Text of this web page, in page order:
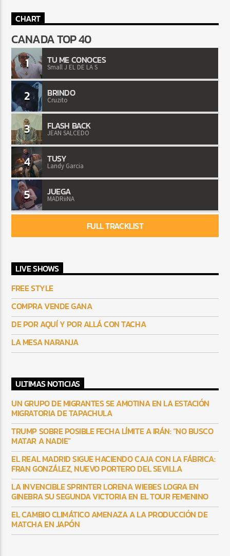
CHART
CANADA TOP 40
1 TU ME CONOCES
Small J EL DE LA S
2 BRINDO
Cruzito
3 FLASH BACK
JEAN SALCEDO
4 TUSY
Landy Garcia
5 JUEGA
MADRiiNA
FULL TRACKLIST
LIVE SHOWS
FREE STYLE
COMPRA VENDE GANA
DE POR AQUÍ Y POR ALLÁ CON TACHA
LA MESA NARANJA
ULTIMAS NOTICIAS
UN GRUPO DE MIGRANTES SE AMOTINA EN LA ESTACIÓN
MIGRATORIA DE TAPACHULA
TRUMP SOBRE POSIBLE FECHA LÍMITE A IRÁN: “NO BUSCO
MATAR A NADIE”
EL REAL MADRID SIGUE HACIENDO CAJA CON LA FÁBRICA:
FRAN GONZÁLEZ, NUEVO PORTERO DEL SEVILLA
LA INVENCIBLE SPRINTER LORENA WIEBES LOGRA EN
GINEBRA SU SEGUNDA VICTORIA EN EL TOUR FEMENINO
EL CAMBIO CLIMÁTICO AMENAZA A LA PRODUCCIÓN DE
MATCHA EN JAPÓN